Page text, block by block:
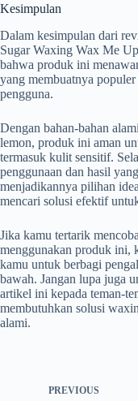
Kesimpulan
Dalam kesimpulan dari
Sugar Waxing Wax Me
bahwa produk ini
yang membuatnya
pengguna.
Dengan bahan-bahan
lemon, produk ini aman
termasuk kulit sensitif.
penggunaan dan hasil
menjadikannya pilihan
mencari solusi efektif
Jika kamu tertarik
menggunakan produk ini,
kamu untuk berbagi
bawah. Jangan lupa juga
artikel ini kepada teman-
membutuhkan solusi
alami.
PREVIOUS